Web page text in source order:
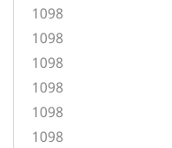
1098
1098
1098
1098
1098
1098